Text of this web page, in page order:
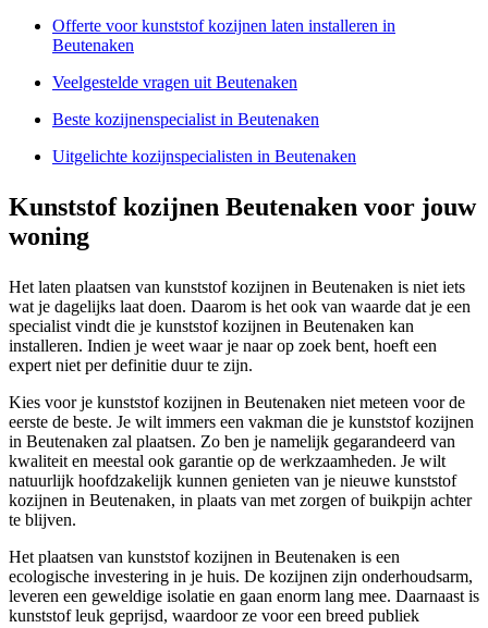
Offerte voor kunststof kozijnen laten installeren in
Beutenaken
Veelgestelde vragen uit Beutenaken
Beste kozijnenspecialist in Beutenaken
Uitgelichte kozijnspecialisten in Beutenaken
Kunststof kozijnen Beutenaken voor jouw
woning
Het laten plaatsen van kunststof kozijnen in Beutenaken is niet iets
wat je dagelijks laat doen. Daarom is het ook van waarde dat je een
specialist vindt die je kunststof kozijnen in Beutenaken kan
installeren. Indien je weet waar je naar op zoek bent, hoeft een
expert niet per definitie duur te zijn.
Kies voor je kunststof kozijnen in Beutenaken niet meteen voor de
eerste de beste. Je wilt immers een vakman die je kunststof kozijnen
in Beutenaken zal plaatsen. Zo ben je namelijk gegarandeerd van
kwaliteit en meestal ook garantie op de werkzaamheden. Je wilt
natuurlijk hoofdzakelijk kunnen genieten van je nieuwe kunststof
kozijnen in Beutenaken, in plaats van met zorgen of buikpijn achter
te blijven.
Het plaatsen van kunststof kozijnen in Beutenaken is een
ecologische investering in je huis. De kozijnen zijn onderhoudsarm,
leveren een geweldige isolatie en gaan enorm lang mee. Daarnaast is
kunststof leuk geprijsd, waardoor ze voor een breed publiek